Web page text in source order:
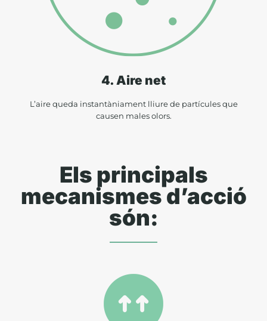
4. Aire net
L’aire queda instantàniament lliure de partícules que
causen males olors.
Els principals
mecanismes d’acció
són: